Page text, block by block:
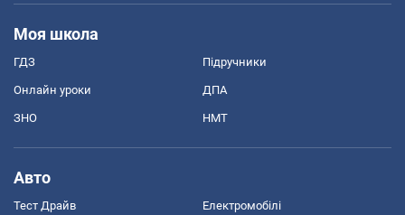
Моя школа
ГДЗ Підручники
Онлайн уроки ДПА
ЗНО НМТ
Авто
Тест Драйв Електромобілі